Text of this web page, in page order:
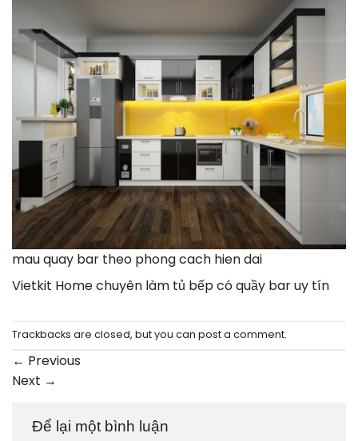
mau quay bar theo phong cach hien dai
Vietkit Home chuyên làm tủ bếp có quầy bar uy tín
Trackbacks are closed, but you can post a comment.
← Previous
Next →
Để lại một bình luận